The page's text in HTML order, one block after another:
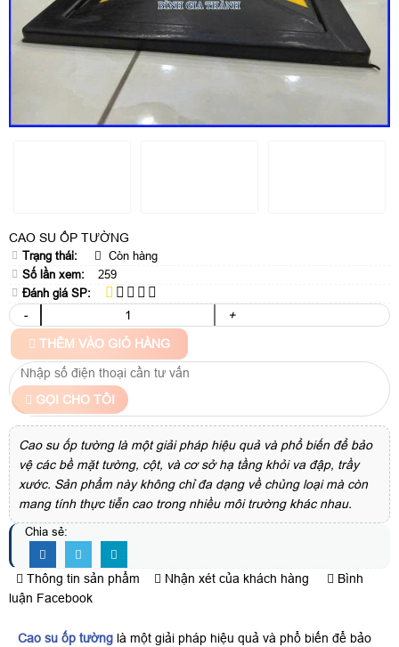
CAO SU ỐP TƯỜNG
Trạng thái:
Còn hàng
Số lần xem:
259
Đánh giá SP:
-
+
THÊM VÀO GIỎ HÀNG
GỌI CHO TÔI
Cao su ốp tường là một giải pháp hiệu quả và phổ biến để bảo
vệ các bề mặt tường, cột, và cơ sở hạ tầng khỏi va đập, trầy
xước. Sản phẩm này không chỉ đa dạng về chủng loại mà còn
mang tính thực tiễn cao trong nhiều môi trường khác nhau.
Chia sẻ:
Thông tin sản phẩm Nhận xét của khách hàng
Bình
luận Facebook
Cao su ốp tường là một giải pháp hiệu quả và phổ biến để bảo